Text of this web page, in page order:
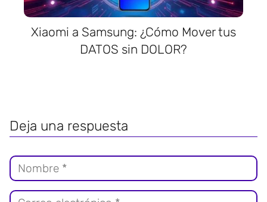
Xiaomi a Samsung: ¿Cómo Mover tus
DATOS sin DOLOR?
Deja una respuesta